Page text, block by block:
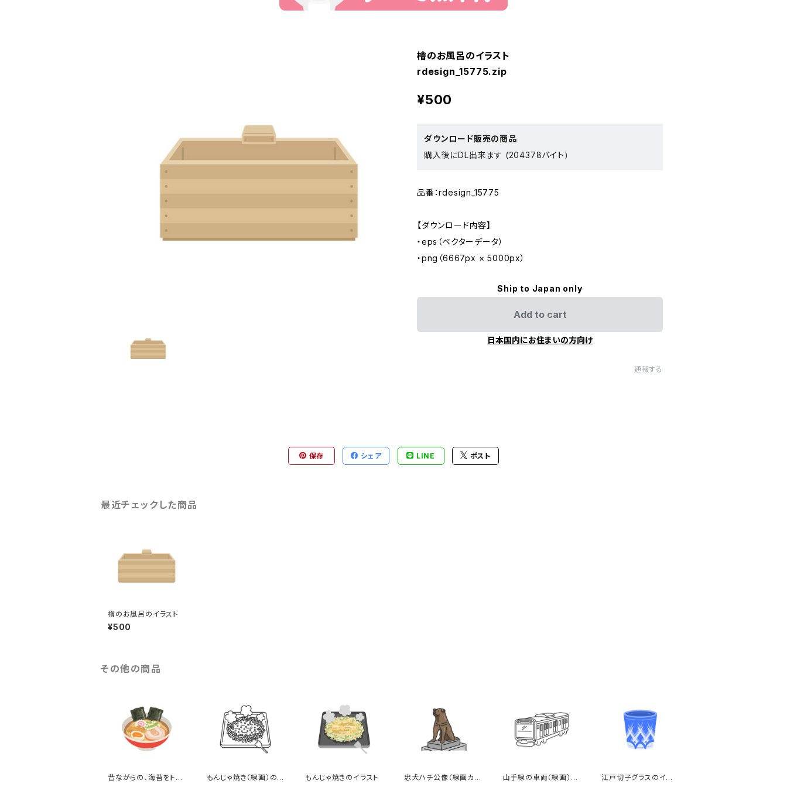
檜のお風呂のイラスト
rdesign_15775.zip
¥500
ダウンロード販売の商品
購入後にDL出来ます (204378バイト)
品番：rdesign_15775
【ダウンロード内容】
・eps（ベクターデータ）
・png（6667px × 5000px）
Ship to Japan only
Add to cart
日本国内にお住まいの方向け
通報する
保存 シェア LINE ポスト
最近チェックした商品
檜のお風呂のイラスト
¥500
その他の商品
昔ながらの、海苔をトッ
もんじゃ焼き（線画）のイ
もんじゃ焼きのイラスト
忠犬ハチ公像（線画カラ
山手線の車両（線画）の
江戸切子グラスのイラ